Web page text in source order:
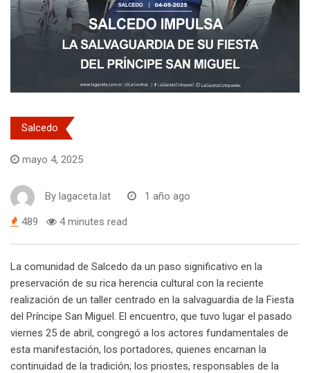
Salcedo
mayo 4, 2025
By lagaceta.lat 1 año ago
489 4 minutes read
La comunidad de Salcedo da un paso significativo en la
preservación de su rica herencia cultural con la reciente
realización de un taller centrado en la salvaguardia de la Fiesta
del Príncipe San Miguel. El encuentro, que tuvo lugar el pasado
viernes 25 de abril, congregó a los actores fundamentales de
esta manifestación, los portadores, quienes encarnan la
continuidad de la tradición; los priostes, responsables de la